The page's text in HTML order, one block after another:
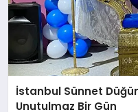
İstanbul Sünnet
Unutulmaz Bir Gün